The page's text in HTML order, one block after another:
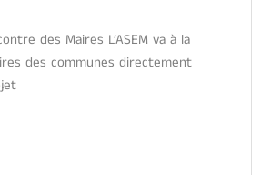
des Maires L’ASEM va à la
des communes directement